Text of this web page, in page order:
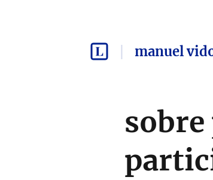
manuel
sobre